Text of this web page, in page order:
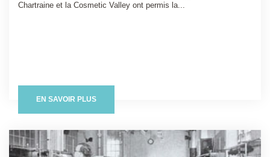
Chartraine et la Cosmetic Valley ont permis la...
EN SAVOIR PLUS